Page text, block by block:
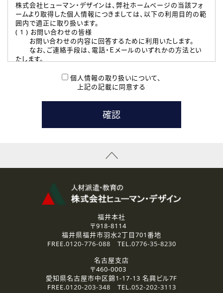
株式会社ヒューマン・デザインは、弊社ホームページの当該フォ
ームより取得した個人情報につきましては、以下の利用目的の範
囲内で適正に取り扱います。
( 1 ) お問い合わせの皆様
お問い合わせの内容に回答するために利用いたします。
なお、ご連絡手段は、電話・Ｅメールのいずれかの方法とい
たします。
本登録に関するご連絡および本登録時の参考情報として利
たします。
( 3 ) スタッフ派遣を検討されている企業の皆様
お問い合わせの内容に回答するために利用いたします。
なお、ご連絡手段は、電話・Ｅメールのいずれかの方法とい
資料送付、受講相談に関するご連絡のために利用いたしま
その他、お問い合わせの内容に回答するために利用いたし
なお、ご連絡手段は、電話・Ｅメールのいずれかの方法とい
2.個人情報の第三者提供
ご提供いただいた個人情報は、法令等の規定に従う場合を除き、
3.個人情報の取り扱いの委託
弊社の定める個人情報保護の評価基準を満たした委託先に、個
人情報を委託する場合があります。
個人情報の取り扱いについて、
上記の記載に同意する
福井本社
〒918-8114
福井県福井市羽水2丁目701番地
FREE.0120-776-088 TEL.0776-35-8230
名古屋支店
〒460-0003
愛知県名古屋市中区錦1-17-13 名興ビル7F
FREE.0120-203-348 TEL.052-202-3113